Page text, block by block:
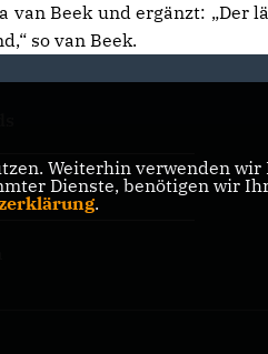
Beek und ergänzt: „Der
so van Beek.
Weiterhin verwenden
Dienste, benötigen wir
.